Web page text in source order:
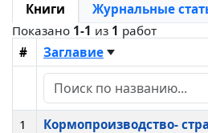
Книги Журнальные
Показано 1-1 из 1 работ
#
Заглавие
1
Кормопроизводство-